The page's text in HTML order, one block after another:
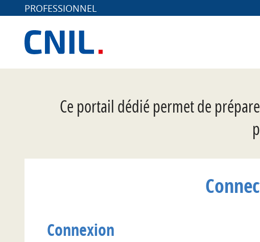
PROFESSIONNEL
Ce portail dédié permet de
Connexion